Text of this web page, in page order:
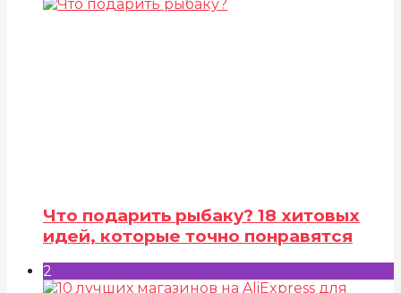
Что подарить рыбаку? 18 хитовых
идей, которые точно понравятся
2